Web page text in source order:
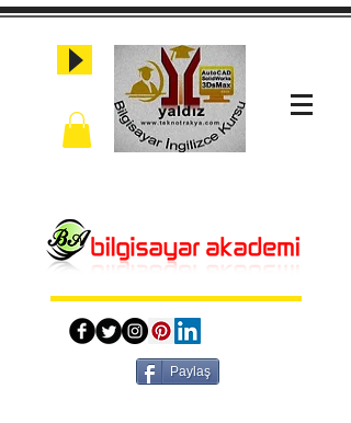
Paylaş